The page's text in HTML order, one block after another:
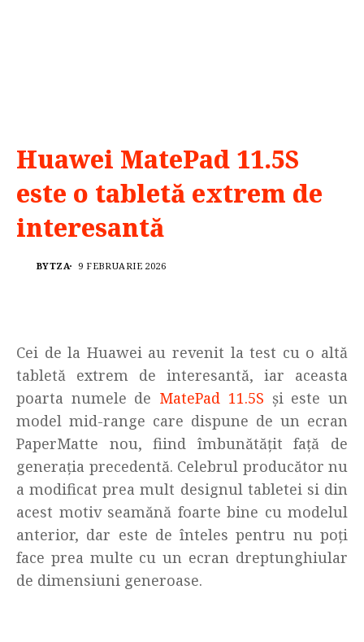
Huawei MatePad 11.5S
este o tabletă extrem de
interesantă
BYTZA 9 FEBRUARIE 2026
Cei de la Huawei au revenit la test cu o altă
tabletă extrem de interesantă, iar aceasta
poarta numele de MatePad 11.5S și este un
model mid-range care dispune de un ecran
PaperMatte nou, fiind îmbunătățit față de
generația precedentă. Celebrul producător nu
a modificat prea mult designul tabletei si din
acest motiv seamănă foarte bine cu modelul
anterior, dar este de înteles pentru nu poți
face prea multe cu un ecran dreptunghiular
de dimensiuni generoase.